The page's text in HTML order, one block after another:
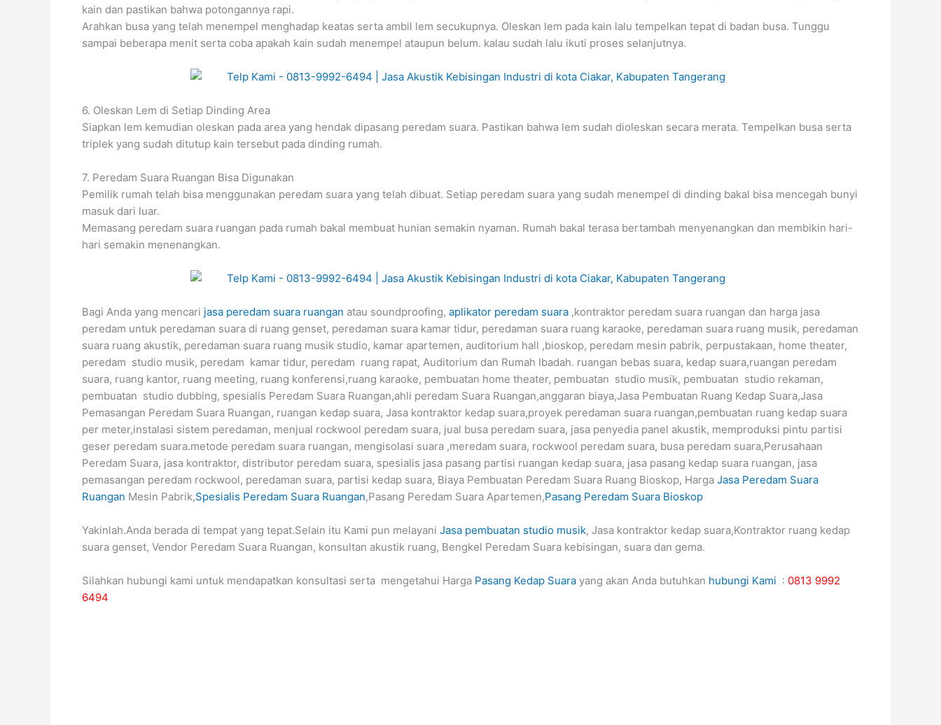
kain dan pastikan bahwa potongannya rapi.
Arahkan busa yang telah menempel menghadap keatas serta ambil lem secukupnya. Oleskan lem pada kain lalu tempelkan tepat di badan busa. Tunggu
sampai beberapa menit serta coba apakah kain sudah menempel ataupun belum. kalau sudah lalu ikuti proses selanjutnya.
6. Oleskan Lem di Setiap Dinding Area
Siapkan lem kemudian oleskan pada area yang hendak dipasang peredam suara. Pastikan bahwa lem sudah dioleskan secara merata. Tempelkan busa serta
triplek yang sudah ditutup kain tersebut pada dinding rumah.
7. Peredam Suara Ruangan Bisa Digunakan
Pemilik rumah telah bisa menggunakan peredam suara yang telah dibuat. Setiap peredam suara yang sudah menempel di dinding bakal bisa mencegah bunyi
masuk dari luar.
Memasang peredam suara ruangan pada rumah bakal membuat hunian semakin nyaman. Rumah bakal terasa bertambah menyenangkan dan membikin hari-
hari semakin menenangkan.
Bagi Anda yang mencari jasa peredam suara ruangan atau soundproofing, aplikator peredam suara ,kontraktor peredam suara ruangan dan harga jasa
peredam untuk peredaman suara di ruang genset, peredaman suara kamar tidur, peredaman suara ruang karaoke, peredaman suara ruang musik, peredaman
suara ruang akustik, peredaman suara ruang musik studio, kamar apartemen, auditorium hall ,bioskop, peredam mesin pabrik, perpustakaan, home theater,
peredam studio musik, peredam kamar tidur, peredam ruang rapat, Auditorium dan Rumah Ibadah. ruangan bebas suara, kedap suara,ruangan peredam
suara, ruang kantor, ruang meeting, ruang konferensi,ruang karaoke, pembuatan home theater, pembuatan studio musik, pembuatan studio rekaman,
pembuatan studio dubbing, spesialis Peredam Suara Ruangan,ahli peredam Suara Ruangan,anggaran biaya,Jasa Pembuatan Ruang Kedap Suara,Jasa
Pemasangan Peredam Suara Ruangan, ruangan kedap suara, Jasa kontraktor kedap suara,proyek peredaman suara ruangan,pembuatan ruang kedap suara
per meter,instalasi sistem peredaman, menjual rockwool peredam suara, jual busa peredam suara, jasa penyedia panel akustik, memproduksi pintu partisi
geser peredam suara.metode peredam suara ruangan, mengisolasi suara ,meredam suara, rockwool peredam suara, busa peredam suara,Perusahaan
Peredam Suara, jasa kontraktor, distributor peredam suara, spesialis jasa pasang partisi ruangan kedap suara, jasa pasang kedap suara ruangan, jasa
pemasangan peredam rockwool, peredaman suara, partisi kedap suara, Biaya Pembuatan Peredam Suara Ruang Bioskop, Harga Jasa Peredam Suara
Ruangan Mesin Pabrik,Spesialis Peredam Suara Ruangan,Pasang Peredam Suara Apartemen,Pasang Peredam Suara Bioskop
Yakinlah.Anda berada di tempat yang tepat.Selain itu Kami pun melayani Jasa pembuatan studio musik, Jasa kontraktor kedap suara,Kontraktor ruang kedap
suara genset, Vendor Peredam Suara Ruangan, konsultan akustik ruang, Bengkel Peredam Suara kebisingan, suara dan gema.
Silahkan hubungi kami untuk mendapatkan konsultasi serta mengetahui Harga Pasang Kedap Suara yang akan Anda butuhkan hubungi Kami : 0813 9992
6494